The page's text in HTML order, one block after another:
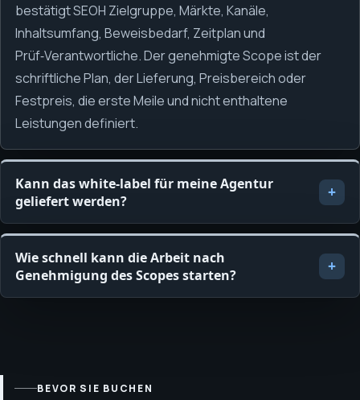
bestätigt SEOH Zielgruppe, Märkte, Kanäle,
Inhaltsumfang, Beweisbedarf, Zeitplan und
Prüf‑Verantwortliche. Der genehmigte Scope ist der
schriftliche Plan, der Lieferung, Preisbereich oder
Festpreis, die erste Meile und nicht enthaltene
Leistungen definiert.
Kann das white-label für meine Agentur
geliefert werden?
Wie schnell kann die Arbeit nach
Genehmigung des Scopes starten?
BEVOR SIE BUCHEN